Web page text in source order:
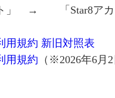
」 → 「Star8アカ
用規約 新旧対照表
用規約 （※2026年6月